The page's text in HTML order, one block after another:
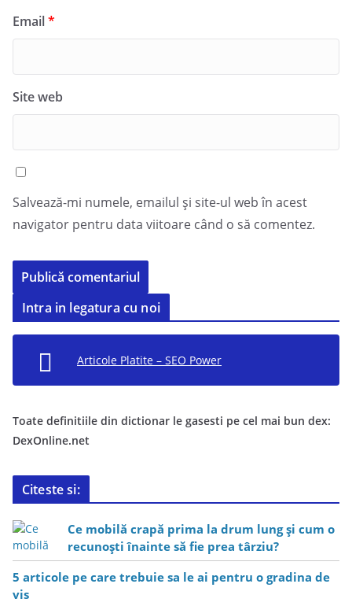
Email*
Site web
Salvează-mi numele, emailul și site-ul web în acest
navigator pentru data viitoare când o să comentez.
Intra in legatura cu noi
Articole Platite – SEO Power
Toate definitiile din dictionar le gasesti pe cel mai bun dex:
DexOnline.net
Citeste si:
Ce mobilă crapă prima la drum lung și cum o
recunoști înainte să fie prea târziu?
5 articole pe care trebuie sa le ai pentru o gradina de
vis